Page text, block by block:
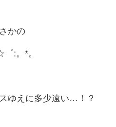
かの
:。*。
ゆえに多少遠い…！？